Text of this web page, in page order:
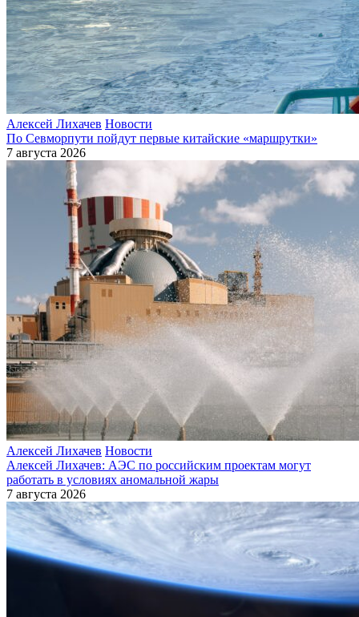
Алексей Лихачев Новости
По Севморпути пойдут первые китайские «маршрутки»
7 августа 2026
Алексей Лихачев Новости
Алексей Лихачев: АЭС по российским проектам могут
работать в условиях аномальной жары
7 августа 2026